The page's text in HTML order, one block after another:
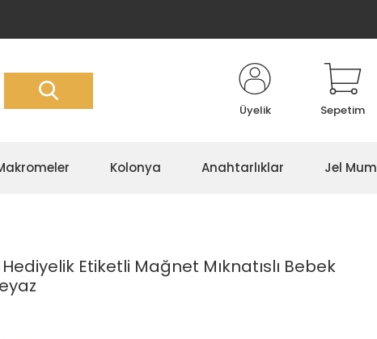
Üyelik Sepetim
Kolonya Anahtarlıklar Jel
Etiketli Mağnet Mıknatıslı Bebek